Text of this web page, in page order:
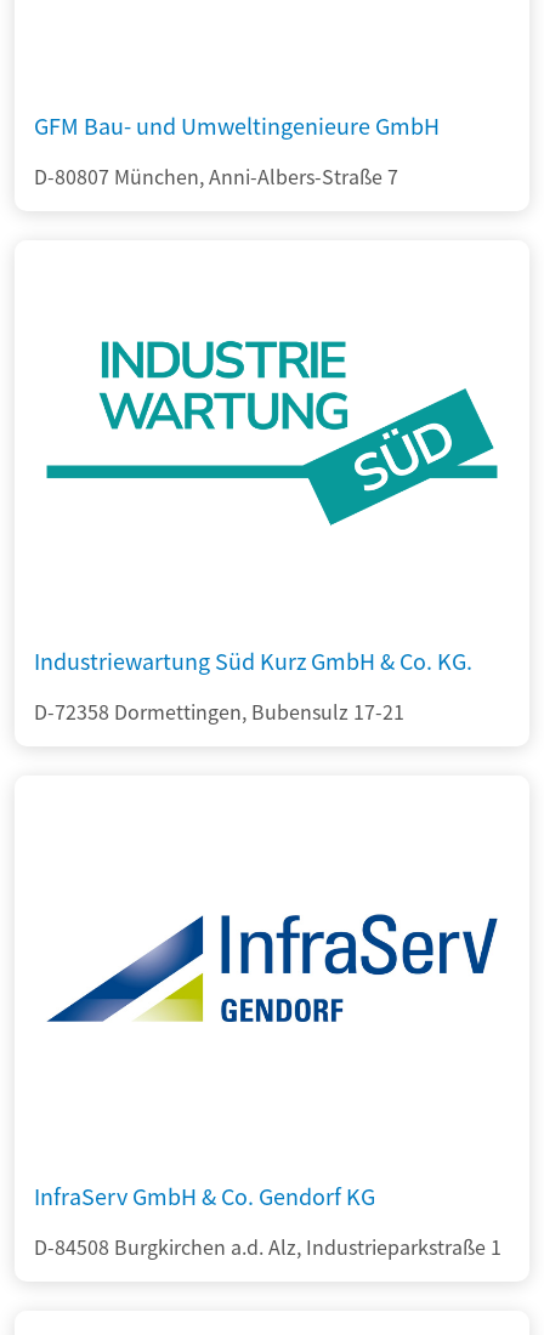
GFM Bau- und Umweltingenieure GmbH
D-80807 München, Anni-Albers-Straße 7
Industriewartung Süd Kurz GmbH & Co. KG.
D-72358 Dormettingen, Bubensulz 17-21
InfraServ GmbH & Co. Gendorf KG
D-84508 Burgkirchen a.d. Alz, Industrieparkstraße 1